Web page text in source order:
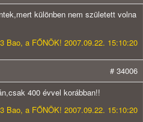
különben nem született volna
Bao, a FŐNÖK! 2007.09.22. 15:10:20
# 34006
400 évvel korábban!!
Bao, a FŐNÖK! 2007.09.22. 15:10:20